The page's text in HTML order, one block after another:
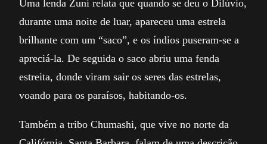
Uma lenda Zuni relata que quando se deu o Dilúvio,
durante uma noite de luar, apareceu uma estrela
brilhante com um “saco”, e os índios puseram-se a
apreciá-la. De seguida o saco abriu uma fenda
estreita, donde viram sair os seres das estrelas,
voando para os paraísos, habitando-os.
Também a tribo Chumashi, que vive no norte da